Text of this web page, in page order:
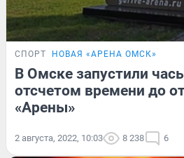
СПОРТ НОВАЯ «АРЕНА ОМСК»
В Омске запустили
отсчетом времени до
«Арены»
2 августа, 2022, 10:03 8 238 6